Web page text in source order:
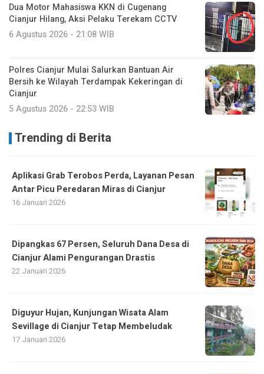
Dua Motor Mahasiswa KKN di Cugenang
Cianjur Hilang, Aksi Pelaku Terekam CCTV
6 Agustus 2026 - 21:08 WIB
Polres Cianjur Mulai Salurkan Bantuan Air
Bersih ke Wilayah Terdampak Kekeringan di
Cianjur
5 Agustus 2026 - 22:53 WIB
Trending di Berita
Aplikasi Grab Terobos Perda, Layanan Pesan
Antar Picu Peredaran Miras di Cianjur
16 Januari 2026
Dipangkas 67 Persen, Seluruh Dana Desa di
Cianjur Alami Pengurangan Drastis
22 Januari 2026
Diguyur Hujan, Kunjungan Wisata Alam
Sevillage di Cianjur Tetap Membeludak
17 Januari 2026